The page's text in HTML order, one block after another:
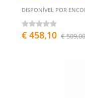
DISPONÍVEL POR
€ 458,10 € 509,00